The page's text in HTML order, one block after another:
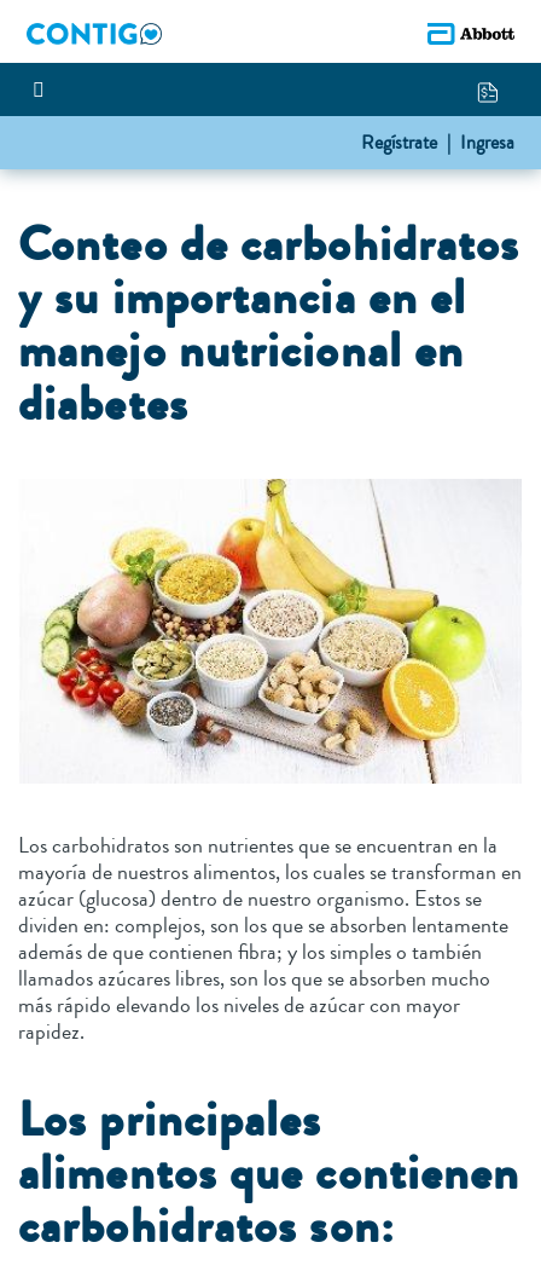
Regístrate | Ingresa
Conteo de carbohidratos
y su importancia en el
manejo nutricional en
diabetes
Los carbohidratos son nutrientes que se encuentran en la
mayoría de nuestros alimentos, los cuales se transforman en
azúcar (glucosa) dentro de nuestro organismo. Estos se
dividen en: complejos, son los que se absorben lentamente
además de que contienen fibra; y los simples o también
llamados azúcares libres, son los que se absorben mucho
más rápido elevando los niveles de azúcar con mayor
rapidez.
Los principales
alimentos que contienen
carbohidratos son: